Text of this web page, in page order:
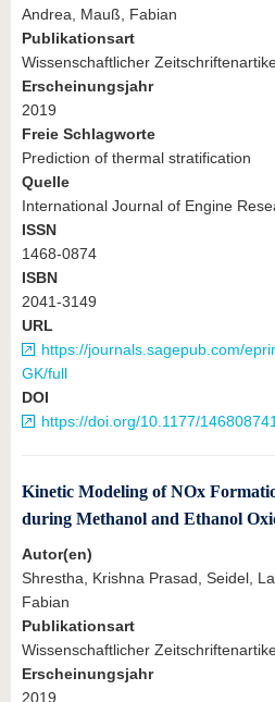
Andrea, Mauß, Fabian
Publikationsart
Wissenschaftlicher
Erscheinungsjahr
2019
Freie Schlagworte
Prediction of thermal stratification
Quelle
International Journal of Engine
ISSN
1468-0874
ISBN
2041-3149
URL
https://journals.sagepub.com/
GK/full
DOI
https://doi.org/10.1177/
Kinetic Modeling of NOx
during Methanol and Ethanol
Autor(en)
Shrestha, Krishna Prasad, Seidel,
Fabian
Publikationsart
Wissenschaftlicher
Erscheinungsjahr
2019